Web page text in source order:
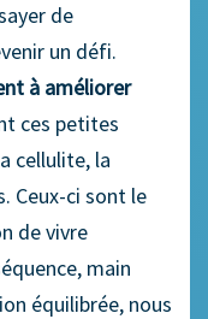
de
un défi.
à améliorer
ces petites
cellulite, la
Ceux-ci sont le
de vivre
main
équilibrée, nous